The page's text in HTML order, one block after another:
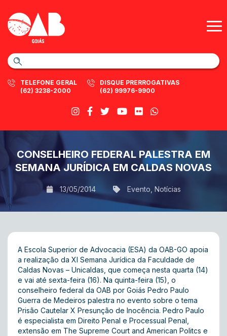
TELEFONE GERAL
(62) 3238-2000
DISQUE PRERROGATIVAS
(62) 99976-9900
CONSELHEIRO FEDERAL PALESTRA EM
SEMANA JURÍDICA EM CALDAS NOVAS
13/05/2014 Evento Notícias
A Escola Superior de Advocacia (ESA) da OAB-GO apoia
a realização da XI Semana Jurídica da Faculdade de
Caldas Novas – Unicaldas, que começa nesta quarta (14)
e vai até sexta-feira (16). Na quinta-feira (15), o
conselheiro federal da OAB por Goiás Pedro Paulo
Guerra de Medeiros palestra no evento sobre o tema
Prisão Cautelar X Presunção de Inocência. Pedro Paulo
é especialista em Direito Penal e Processual Penal,
extensão em The Supreme Court and American Politcs e